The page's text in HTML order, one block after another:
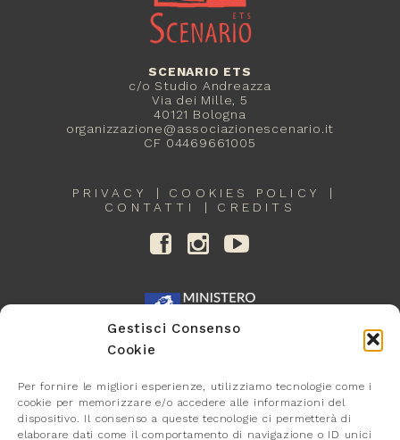
Gestisci Consenso
Cookie
Per fornire le migliori esperienze, utilizziamo tecnologie come i
cookie per memorizzare e/o accedere alle informazioni del
dispositivo. Il consenso a queste tecnologie ci permetterà di
elaborare dati come il comportamento di navigazione o ID unici
SCENARIO ETS
c/o Studio Andreazza
Via dei Mille, 5
40121 Bologna
organizzazione@associazionescenario.it
CF 04469661005
PRIVACY
COOKIES POLICY
CONTATTI
CREDITS